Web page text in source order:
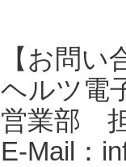
【お問い
ヘルツ電
営業部
E-Mail：